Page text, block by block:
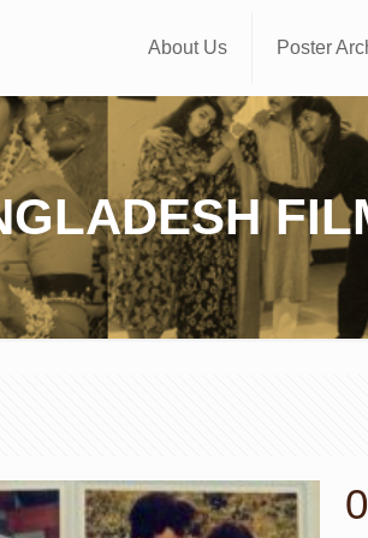
About Us Poster